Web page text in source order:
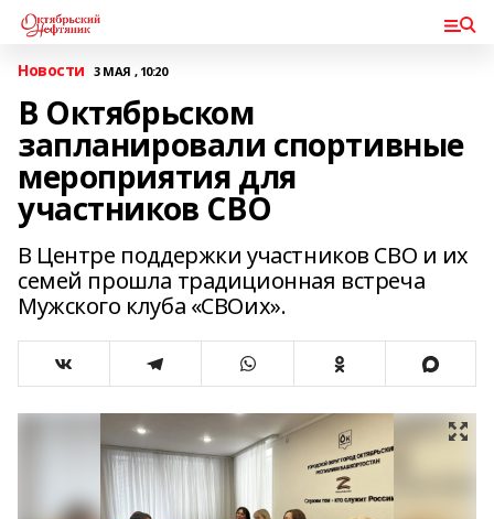
Новости 3 МАЯ , 10:20
В Октябрьском
запланировали спортивные
мероприятия для
участников СВО
В Центре поддержки участников СВО и их
семей прошла традиционная встреча
Мужского клуба «СВОих».